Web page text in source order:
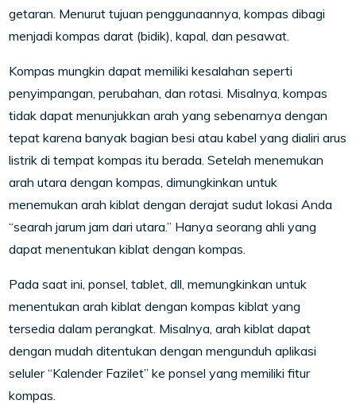
getaran. Menurut tujuan penggunaannya, kompas dibagi
menjadi kompas darat (bidik), kapal, dan pesawat.
Kompas mungkin dapat memiliki kesalahan seperti
penyimpangan, perubahan, dan rotasi. Misalnya, kompas
tidak dapat menunjukkan arah yang sebenarnya dengan
tepat karena banyak bagian besi atau kabel yang dialiri arus
listrik di tempat kompas itu berada. Setelah menemukan
arah utara dengan kompas, dimungkinkan untuk
menemukan arah kiblat dengan derajat sudut lokasi Anda
“searah jarum jam dari utara.” Hanya seorang ahli yang
dapat menentukan kiblat dengan kompas.
Pada saat ini, ponsel, tablet, dll, memungkinkan untuk
menentukan arah kiblat dengan kompas kiblat yang
tersedia dalam perangkat. Misalnya, arah kiblat dapat
dengan mudah ditentukan dengan mengunduh aplikasi
seluler “Kalender Fazilet” ke ponsel yang memiliki fitur
kompas.